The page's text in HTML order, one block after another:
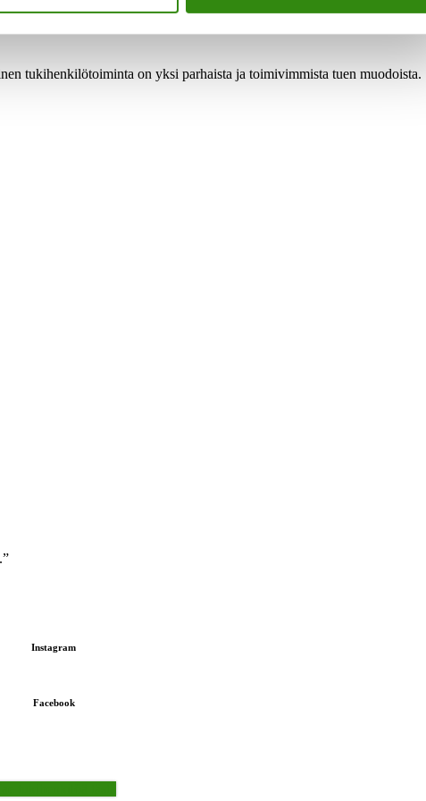
tukihenkilötoiminta on yksi parhaista ja toimivimmista tuen
Instagram
Facebook